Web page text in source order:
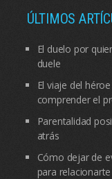
ÚLTIMOS
El duelo por
duele
El viaje del
comprender el
Parentalidad
atrás
Cómo dejar de
para